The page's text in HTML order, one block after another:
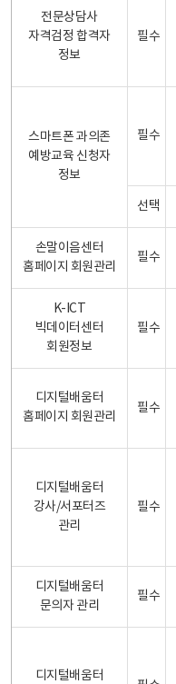
전문상담사
자격검정 합격자
정보
필수
스마트폰 과의존
예방교육 신청자
정보
필수
선택
손말이음센터
홈페이지 회원관리
필수
K-ICT
빅데이터센터
회원정보
필수
디지털배움터
홈페이지 회원관리
필수
디지털배움터
강사/서포터즈
관리
필수
디지털배움터
문의자 관리
필수
디지털배움터